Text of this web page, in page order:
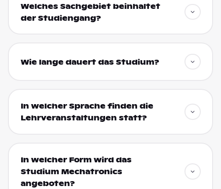
Welches Sachgebiet beinhaltet
der Studiengang?
Wie lange dauert das Studium?
In welcher Sprache finden die
Lehrveranstaltungen statt?
In welcher Form wird das
Studium Mechatronics
angeboten?